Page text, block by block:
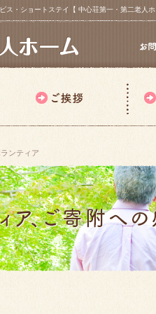
ス・ショートステイ【 中心荘第一・第二老
ランティア